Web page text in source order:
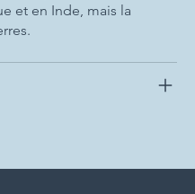
et en Inde, mais la